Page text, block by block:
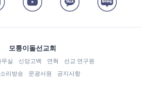
모퉁이돌선교회
무실 신앙고백 연혁
선교 연구원
리방송
문광서원 공지사항